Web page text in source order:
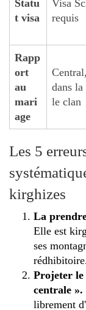
Statu
t visa
Visa
requis
Rapp
ort
au
mari
age
dans
le clan
Les 5
kirghizes
La
Elle est
ses
Projeter le
centrale ».
librement